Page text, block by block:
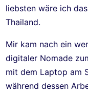
liebsten wäre ich
Thailand.
Mir kam nach ein
digitaler Nomade
mit dem Laptop am
während dessen